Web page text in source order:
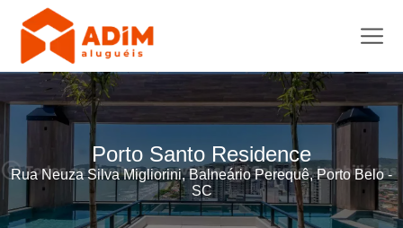
Porto Santo Residence
Rua Neuza Silva Migliorini, Balneário Perequê, Porto Belo -
SC